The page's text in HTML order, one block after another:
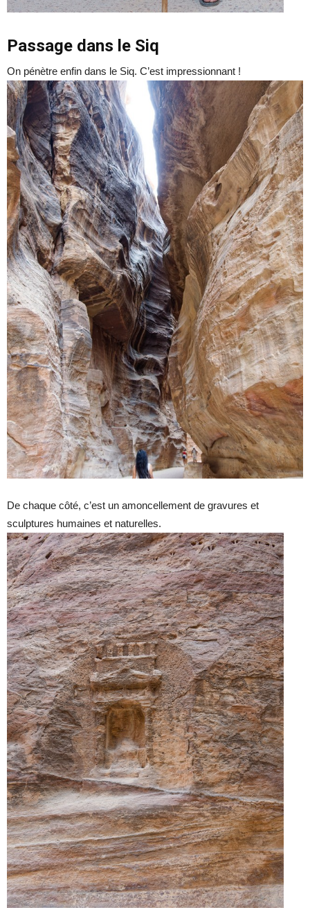
Passage dans le Siq
On pénètre enfin dans le Siq. C’est impressionnant !
De chaque côté, c’est un amoncellement de gravures et
sculptures humaines et naturelles.